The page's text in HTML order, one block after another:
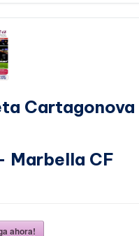
Cartagonova
Marbella CF
ahora!